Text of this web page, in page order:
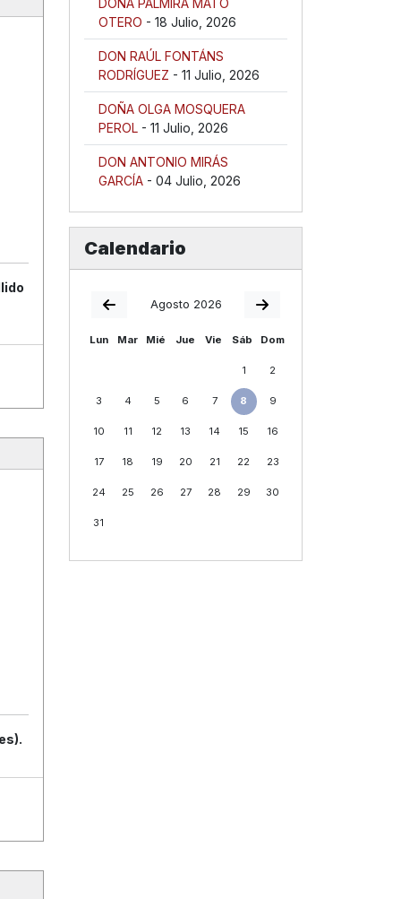
OTERO - 18 Julio, 2026
DON RAÚL FONTÁNS
RODRÍGUEZ - 11 Julio, 2026
DOÑA OLGA MOSQUERA
PEROL - 11 Julio, 2026
DON ANTONIO MIRÁS
GARCÍA - 04 Julio, 2026
Calendario
Agosto 2026
Lun Mar Mié Jue Vie Sáb Dom
1 2
3 4 5 6 7 8 9
10 11 12 13 14 15 16
17 18 19 20 21 22 23
24 25 26 27 28 29 30
31